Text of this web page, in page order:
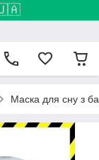
Маска для сну з